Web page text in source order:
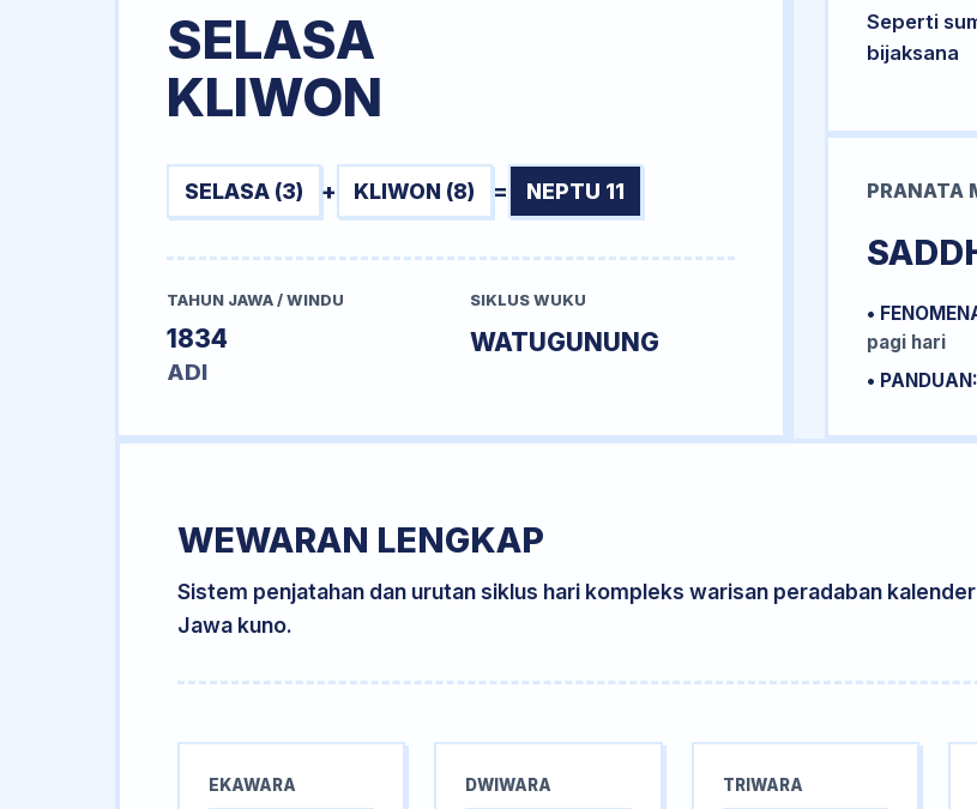
SELASA
KLIWON
SELASA (3) + KLIWON (8) = NEPTU 11
TAHUN JAWA / WINDU
1834
ADI
SIKLUS WUKU
WATUGUNUNG
Seperti
bijaksana
PRANATA
•
pagi hari
• PANDUAN:
WEWARAN LENGKAP
Sistem penjatahan dan urutan siklus hari kompleks warisan peradaban kalender
Jawa kuno.
EKAWARA DWIWARA TRIWARA